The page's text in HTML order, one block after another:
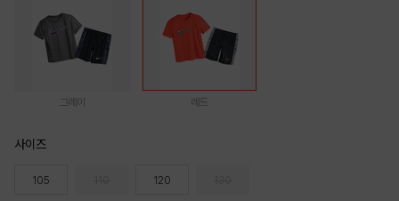
그레이 레드
사이즈
105 120